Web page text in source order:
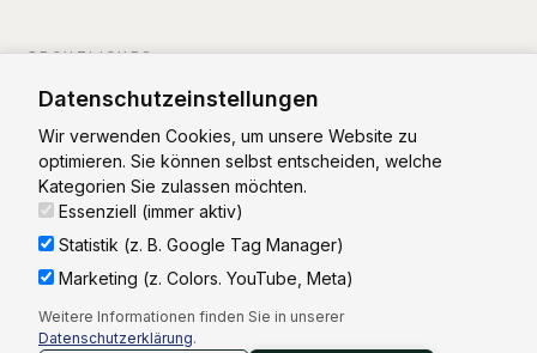
RECHTLICHES
Impressum
Datenschutz
Vorstand: RA Christian Zierhut
Aufsichtsrat: RA Thorsten Weinsdörfer (Vorsitz)
Datenschutzeinstellungen
Wir verwenden Cookies, um unsere Website zu
optimieren. Sie können selbst entscheiden, welche
Kategorien Sie zulassen möchten.
Essenziell (immer aktiv)
Statistik (z. B. Google Tag Manager)
Marketing (z. Colors. YouTube, Meta)
Weitere Informationen finden Sie in unserer
Datenschutzerklärung.